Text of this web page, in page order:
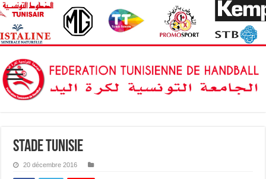
stade tunisie
20 décembre 2016